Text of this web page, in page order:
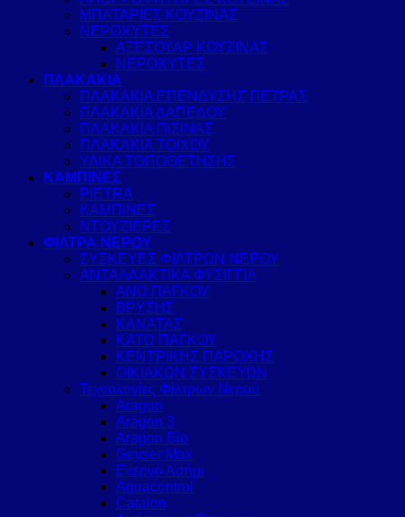
ΜΠΑΤΑΡΙΕΣ ΚΟΥΖΙΝΑΣ
ΝΕΡΟΧΥΤΕΣ
ΑΞΕΣΟΥΑΡ ΚΟΥΖΙΝΑΣ
ΝΕΡΟΧΥΤΕΣ
ΠΛΑΚΑΚΙΑ
ΠΛΑΚΑΚΙΑ ΕΠΕΝΔΥΣΗΣ ΠΕΤΡΑΣ
ΠΛΑΚΑΚΙΑ ΔΑΠΕΔΟΥ
ΠΛΑΚΑΚΙΑ ΠΙΣΙΝΑΣ
ΠΛΑΚΑΚΙΑ ΤΟΙΧΟΥ
ΥΛΙΚΑ ΤΟΠΟΘΕΤΗΣΗΣ
ΚΑΜΠΙΝΕΣ
PIETRA
ΚΑΜΠΙΝΕΣ
ΝΤΟΥΖΙΕΡΕΣ
ΦΙΛΤΡΑ ΝΕΡΟΥ
ΣΥΣΚΕΥΕΣ ΦΙΛΤΡΩΝ ΝΕΡΟΥ
ΑΝΤΑΛΛΑΚΤΙΚΑ ΦΥΣΙΓΓΙΑ
ΑΝΩ ΠΑΓΚΟΥ
ΒΡΥΣΗΣ
ΚΑΝΑΤΑΣ
ΚΑΤΩ ΠΑΓΚΟΥ
ΚΕΝΤΡΙΚΗΣ ΠΑΡΟΧΗΣ
ΟΙΚΙΑΚΩΝ ΣΥΣΚΕΥΩΝ
Τεχνολογίες Φίλτρων Νερού
Aragon
Aragon 3
Aragon Bio
Geyser Max
Ενεργό Ασήμι
Aquacontrol
Catalon